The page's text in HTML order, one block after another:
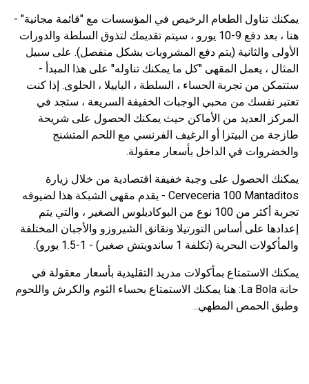
يمكنك تناول الطعام الرخيص في المؤسسات مع "قائمة مجانية" -
هنا ، بعد دفع 9-10 يورو ، سيتم تقديمك لتذوق السلطة والدورات
الأولى والثانية (يتم دفع المشروبات بشكل منفصل). على سبيل
المثال ، يعمل المقهى "كل ما يمكنك تناوله" على هذا المبدأ -
ستتمكن من تجربة الحساء ، السلطة ، الباييلا ، الحلوى. إذا كنت
تعتبر نفسك من محبي الوجبات الخفيفة السريعة ، ستجد في
المركز العديد من الأماكن حيث يمكنك الحصول على شريحة
طازجة من البيتزا أو الرغيف الفرنسي مع اللحم المتشنج
والخضروات في الداخل بأسعار معقولة.
يمكنك الحصول على وجبة خفيفة اقتصادية من خلال زيارة
Cerveceria 100 Mantaditos - يقدم مقهى الشبكة هذا لضيوفه
تجربة أكثر من 100 نوع من البوكاديلوس الصغير ، والتي يتم
إعدادها على أساس التورتيلا ونقانق الشيروزو والأجبان المختلفة
والمأكولات البحرية (تكلفة 1 ساندويتش صغير) - 1-1.5 يورو).
يمكنك الاستمتاع بمأكولات مدريد التقليدية بأسعار معقولة في
حانة La Bola: هنا يمكنك الاستمتاع بحساء الثوم والكرش واللحوم
وطبق الحمص المطهي..